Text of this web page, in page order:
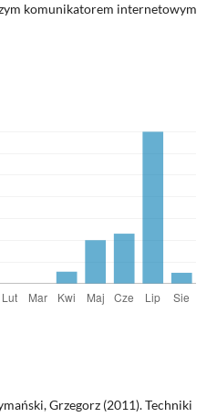
komunikatorem internetowym
Grzegorz (2011). Techniki